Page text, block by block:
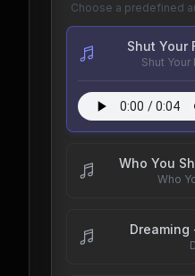
Choose a predefined
Shut Your
Shut
Who You
Who